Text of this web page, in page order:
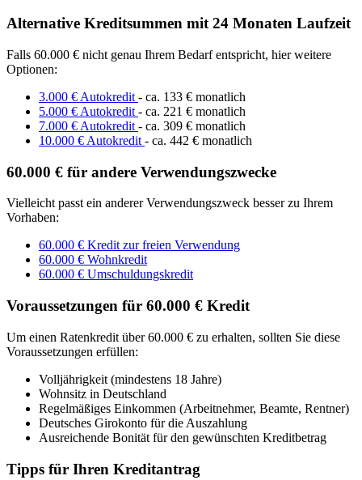
Alternative Kreditsummen mit 24 Monaten Laufzeit
Falls 60.000 € nicht genau Ihrem Bedarf entspricht, hier weitere
Optionen:
3.000 € Autokredit - ca. 133 € monatlich
5.000 € Autokredit - ca. 221 € monatlich
7.000 € Autokredit - ca. 309 € monatlich
10.000 € Autokredit - ca. 442 € monatlich
60.000 € für andere Verwendungszwecke
Vielleicht passt ein anderer Verwendungszweck besser zu Ihrem
Vorhaben:
60.000 € Kredit zur freien Verwendung
60.000 € Wohnkredit
60.000 € Umschuldungskredit
Voraussetzungen für 60.000 € Kredit
Um einen Ratenkredit über 60.000 € zu erhalten, sollten Sie diese
Voraussetzungen erfüllen:
Volljährigkeit (mindestens 18 Jahre)
Wohnsitz in Deutschland
Regelmäßiges Einkommen (Arbeitnehmer, Beamte, Rentner)
Deutsches Girokonto für die Auszahlung
Ausreichende Bonität für den gewünschten Kreditbetrag
Tipps für Ihren Kreditantrag